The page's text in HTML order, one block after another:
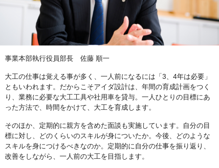
事業本部執行役員部長 佐藤 順一
大工の仕事は覚える事が多く、一人前になるには「3、4年は必要」
ともいわれます。だからこそアイダ設計は、年間の育成計画をつく
り、業務に必要な大工工具や社用車を貸与。一人ひとりの目標にあ
った方法で、時間をかけて、大工を育成します。
そのほか、定期的に親方を含めた面談も実施しています。自分の目
標に対し、どのくらいのスキルが身についたか。今後、どのような
スキルを身につけるべきなのか。定期的に自分の仕事を振り返り、
改善をしながら、一人前の大工を目指します。